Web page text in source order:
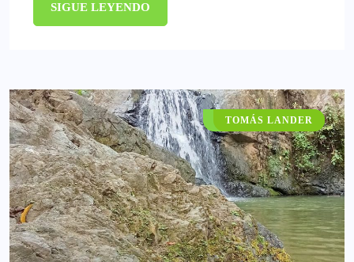
SIGUE LEYENDO
NUESTRA REGIÓN
TOMÁS LANDER